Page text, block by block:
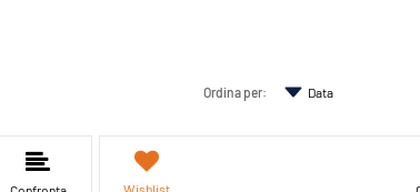
Ordina per:
Wishlist